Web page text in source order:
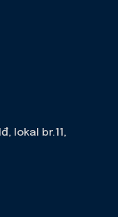
lokal br.11,